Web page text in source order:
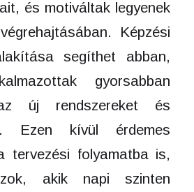
és motiváltak legyenek
Képzési
segíthet abban,
gyorsabban
új rendszereket és
Ezen kívül érdemes
tervezési folyamatba is,
akik napi szinten